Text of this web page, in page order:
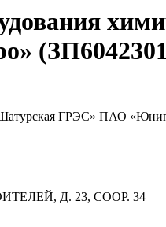
ГРЭС» ПАО
Д. 23, СООР. 34